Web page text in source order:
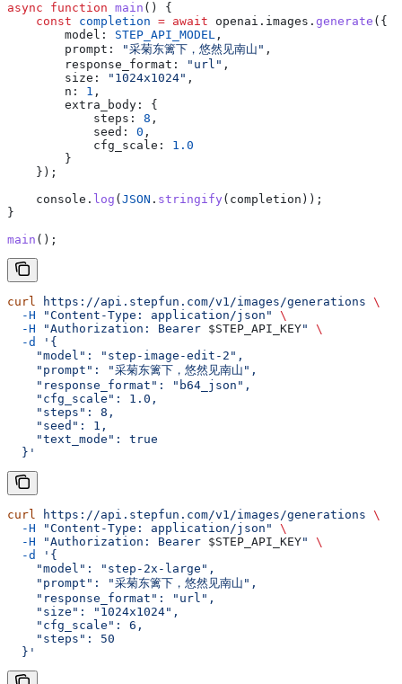
async function main () {
    const
completion = await openai . images . generate ({
        model:
STEP_API_MODEL ,
        prompt:
"采菊东篱下，悠然见南山" ,
        response_format:
"url" ,
        size:
"1024x1024" ,
        n:
1 ,
        extra_body:
{
            steps:
8 ,
            seed:
0 ,
            cfg_scale:
1.0
        }
    });
    console
. log ( JSON . stringify ( completion ));
}
main ();
curl https://api.stepfun.com/v1/images/generations \
  -H
"Content-Type: application/json"
\
  -H
"Authorization: Bearer $STEP_API_KEY"
\
  -d
'{
    "model": "step-image-edit-2",
    "prompt": "采菊东篱下，悠然见南山",
    "response_format": "b64_json",
    "cfg_scale": 1.0,
    "steps": 8,
    "seed": 1,
    "text_mode": true
  }'
curl https://api.stepfun.com/v1/images/generations \
  -H
"Content-Type: application/json"
\
  -H
"Authorization: Bearer $STEP_API_KEY"
\
  -d
'{
    "model": "step-2x-large",
    "prompt": "采菊东篱下，悠然见南山",
    "response_format": "url",
    "size": "1024x1024",
    "cfg_scale": 6,
    "steps": 50
  }'